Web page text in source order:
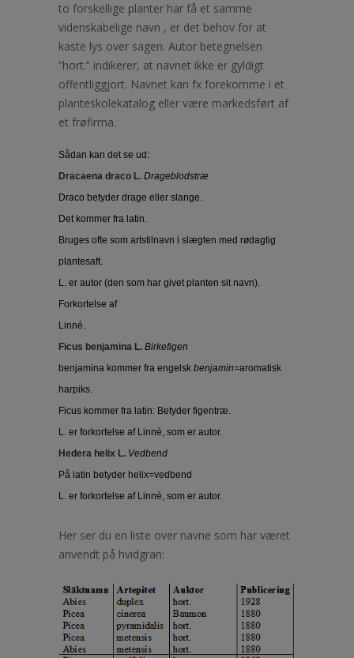
to forskellige planter har få et samme
videnskabelige navn , er det behov for at
kaste lys over sagen. Autor betegnelsen
”hort.” indikerer, at navnet ikke er gyldigt
offentliggjort. Navnet kan fx forekomme i et
planteskolekatalog eller være markedsført af
et frøfirma.
Sådan kan det se ud:
Dracaena draco L. Drageblodstræ
Draco betyder drage eller slange.
Det kommer fra latin.
Bruges ofte som artstilnavn i slægten med rødagtig
plantesaft.
L. er autor (den som har givet planten sit navn).
Forkortelse af
Linné.
Ficus benjamina L. Birkefigen
benjamina kommer fra engelsk benjamin=aromatisk
harpiks.
Ficus kommer fra latin: Betyder figentræ.
L. er forkortelse af Linné, som er autor.
Hedera helix L. Vedbend
På latin betyder helix=vedbend
L. er forkortelse af Linné, som er autor.
Her ser du en liste over navne som har været
anvendt på hvidgran: